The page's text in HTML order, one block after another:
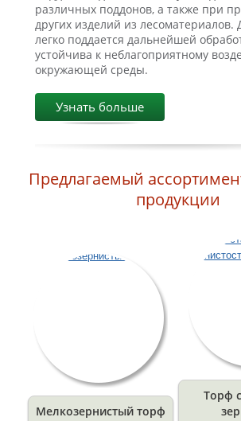
различных поддонов, а также при
других изделий из лесоматериалов.
легко поддается дальнейшей
устойчива к неблагоприятному
окружающей среды.
Узнать больше
Предлагаемый
продукции
Мелкозернистый торф
Торф